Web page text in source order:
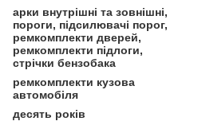
арки внутрішні та зовнішні,
пороги, підсилювачі порог,
ремкомплекти дверей,
ремкомплекти підлоги,
стрічки бензобака
ремкомплекти кузова
автомобіля
десять років